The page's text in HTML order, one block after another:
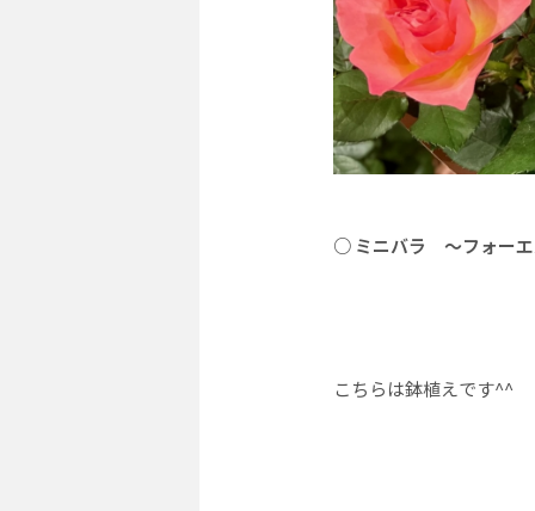
○ ミニバラ ～フォーエ
こちらは鉢植えです^^